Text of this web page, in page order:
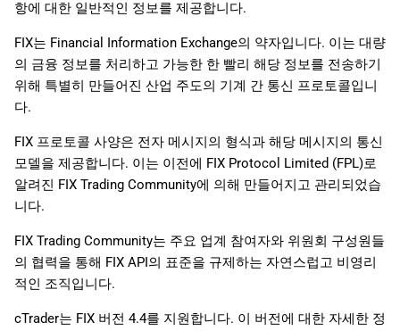
Tiếng Việt
한국어
日本語
Deutsch
Italiano
Русский
중개
가격 제공
거래 허브
고급 트레이딩 로봇
거래 복사기
맞춤형 거래 인터페이스
항에 대한 일반적인 정보를 제공합니다.
FIX는 Financial Information Exchange의 약자입니다. 이는 대량
의 금융 정보를 처리하고 가능한 한 빨리 해당 정보를 전송하기
위해 특별히 만들어진 산업 주도의 기계 간 통신 프로토콜입니
다.
FIX 프로토콜 사양은 전자 메시지의 형식과 해당 메시지의 통신
모델을 제공합니다. 이는 이전에 FIX Protocol Limited (FPL)로
알려진 FIX Trading Community에 의해 만들어지고 관리되었습
니다.
FIX Trading Community는 주요 업계 참여자와 위원회 구성원들
의 협력을 통해 FIX API의 표준을 규제하는 자연스럽고 비영리
적인 조직입니다.
cTrader는 FIX 버전 4.4를 지원합니다. 이 버전에 대한 자세한 정